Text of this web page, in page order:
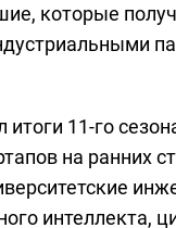
которые
11-го
на ранних
интеллекта,